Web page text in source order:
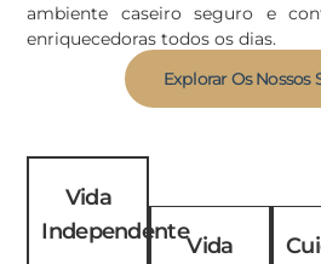
ambiente caseiro seguro e
enriquecedoras todos os dias.
Explorar Os Nossos
Vida
Independente
Vida